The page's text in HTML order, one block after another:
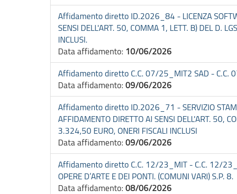
Affidamento diretto ID.2026_84 - LICENZA
SENSI DELL'ART. 50, COMMA 1, LETT. B) DEL D.
INCLUSI.
Data affidamento: 10/06/2026
Affidamento diretto C.C. 07/25_MIT2 SAD - C.C.
Data affidamento: 09/06/2026
Affidamento diretto ID.2026_71 - SERVIZIO
AFFIDAMENTO DIRETTO AI SENSI DELL'ART. 50,
3.324,50 EURO, ONERI FISCALI INCLUSI
Data affidamento: 09/06/2026
Affidamento diretto C.C. 12/23_MIT - C.C. 12/
OPERE D’ARTE E DEI PONTI. (COMUNI VARI) S.P. 8.
Data affidamento: 08/06/2026